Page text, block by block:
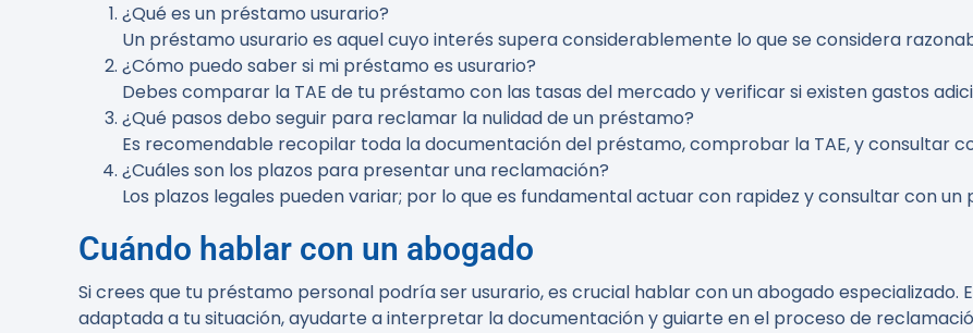
¿Qué es un préstamo usurario?
Un préstamo usurario es aquel cuyo interés supera considerablemente lo que se considera
¿Cómo puedo saber si mi préstamo es usurario?
Debes comparar la TAE de tu préstamo con las tasas del mercado y verificar si existen gastos
¿Qué pasos debo seguir para reclamar la nulidad de un préstamo?
Es recomendable recopilar toda la documentación del préstamo, comprobar la TAE, y consultar
¿Cuáles son los plazos para presentar una reclamación?
Los plazos legales pueden variar; por lo que es fundamental actuar con rapidez y consultar con un
Cuándo hablar con un abogado
Si crees que tu préstamo personal podría ser usurario, es crucial hablar con un abogado
adaptada a tu situación, ayudarte a interpretar la documentación y guiarte en el proceso de